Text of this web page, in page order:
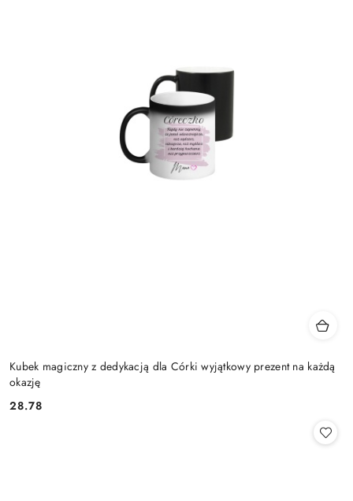
Kubek magiczny z dedykacją dla Córki wyjątkowy prezent na każdą
okazję
Cena:
28.78